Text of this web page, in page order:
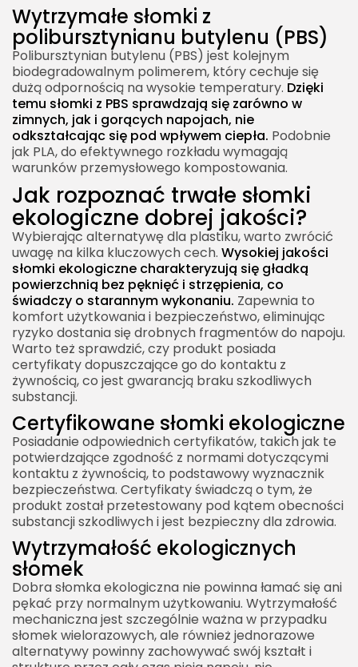
Wytrzymałe słomki z
polibursztynianu butylenu (PBS)
Polibursztynian butylenu (PBS) jest kolejnym
biodegradowalnym polimerem, który cechuje się
dużą odpornością na wysokie temperatury. Dzięki
temu słomki z PBS sprawdzają się zarówno w
zimnych, jak i gorących napojach, nie
odkształcając się pod wpływem ciepła. Podobnie
jak PLA, do efektywnego rozkładu wymagają
warunków przemysłowego kompostowania.
Jak rozpoznać trwałe słomki
ekologiczne dobrej jakości?
Wybierając alternatywę dla plastiku, warto zwrócić
uwagę na kilka kluczowych cech. Wysokiej jakości
słomki ekologiczne charakteryzują się gładką
powierzchnią bez pęknięć i strzępienia, co
świadczy o starannym wykonaniu. Zapewnia to
komfort użytkowania i bezpieczeństwo, eliminując
ryzyko dostania się drobnych fragmentów do napoju.
Warto też sprawdzić, czy produkt posiada
certyfikaty dopuszczające go do kontaktu z
żywnością, co jest gwarancją braku szkodliwych
substancji.
Certyfikowane słomki ekologiczne
Posiadanie odpowiednich certyfikatów, takich jak te
potwierdzające zgodność z normami dotyczącymi
kontaktu z żywnością, to podstawowy wyznacznik
bezpieczeństwa. Certyfikaty świadczą o tym, że
produkt został przetestowany pod kątem obecności
substancji szkodliwych i jest bezpieczny dla zdrowia.
Wytrzymałość ekologicznych
słomek
Dobra słomka ekologiczna nie powinna łamać się ani
pękać przy normalnym użytkowaniu. Wytrzymałość
mechaniczna jest szczególnie ważna w przypadku
słomek wielorazowych, ale również jednorazowe
alternatywy powinny zachowywać swój kształt i